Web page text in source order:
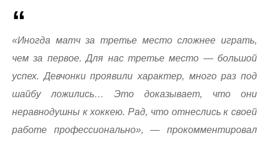
«Иногда матч за третье место сложнее играть,
чем за первое. Для нас третье место — большой
успех. Девчонки проявили характер, много раз под
шайбу ложились… Это доказывает, что они
неравнодушны к хоккею. Рад, что отнеслись к своей
работе профессионально», — прокомментировал